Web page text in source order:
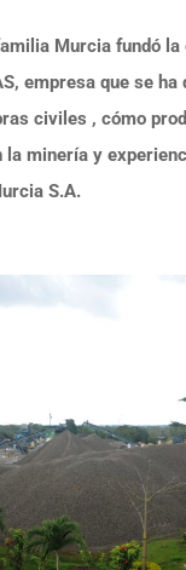
Murcia fundó
empresa que se ha
civiles , cómo
la minería y
S.A.